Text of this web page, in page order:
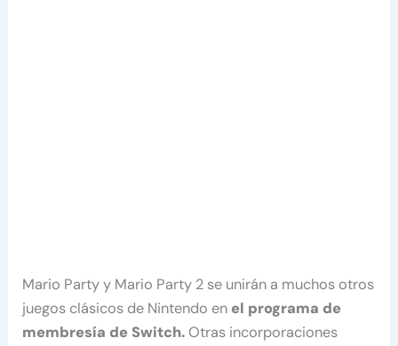
Mario Party y Mario Party 2 se unirán a muchos otros
juegos clásicos de Nintendo en el programa de
membresía de Switch. Otras incorporaciones